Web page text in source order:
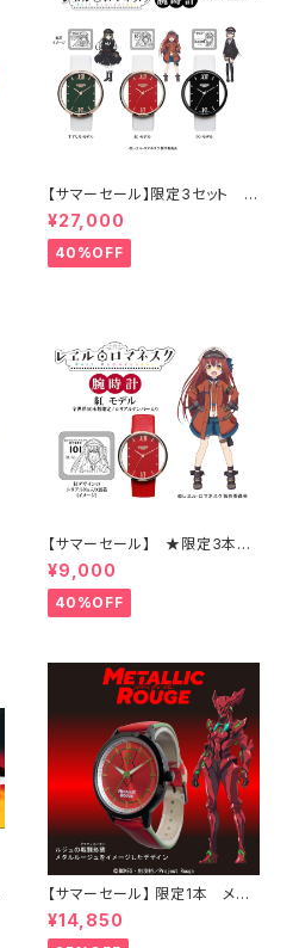
【サマーセール】限定3セット ★
特別商品 レヱル・ロマネスク 腕
時計 3本セット / シリアルナンバ
ー入り
¥27,000
40%OFF
【サマーセール】 ★限定3本
レヱル・ロマネスク 腕時計 紅モ
デル
¥9,000
40%OFF
【サマーセール】 限定1本 メタ
リックルージュ腕時計 ルジュ
戦闘形態(グラディエーター)モデ
¥14,850